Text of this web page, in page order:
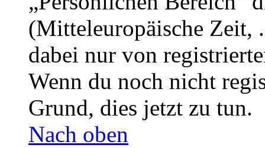
(Mitteleuropäische Zeit,
dabei nur von
Wenn du noch nicht
Grund, dies jetzt zu tun.
Nach oben